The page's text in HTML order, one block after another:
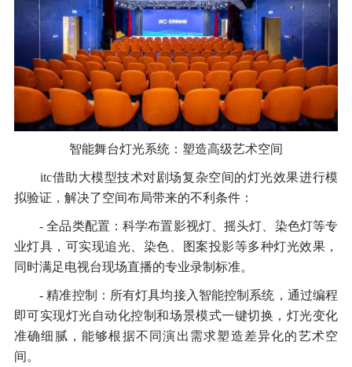
智能舞台灯光系统：塑造高级艺术空间
itc借助大模型技术对剧场复杂空间的灯光效果进行模
拟验证，解决了空间布局带来的不利条件：
- 全品类配置：科学布置影视灯、摇头灯、染色灯等专
业灯具，可实现追光、染色、图案投影等多种灯光效果，
同时满足电视台现场直播的专业录制标准。
- 精准控制：所有灯具均接入智能控制系统，通过编程
即可实现灯光自动化控制和场景模式一键切换，灯光变化
准确细腻，能够根据不同演出需求塑造差异化的艺术空
间。